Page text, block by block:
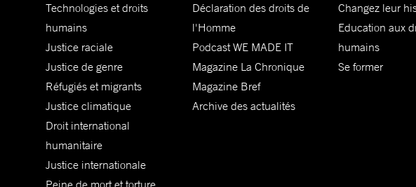
Technologies et droits
humains
Justice raciale
Justice de genre
Réfugiés et migrants
Justice climatique
Droit international
humanitaire
Justice internationale
Peine de mort et torture
Déclaration des droits de
l'Homme
Podcast WE MADE IT
Magazine La Chronique
Magazine Bref
Archive des actualités
Changez leur
Education aux
humains
Se former